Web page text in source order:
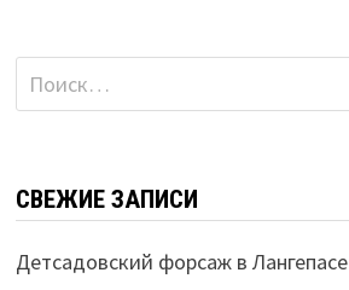
Найти:
СВЕЖИЕ ЗАПИСИ
Детсадовский форсаж в Лангепасе